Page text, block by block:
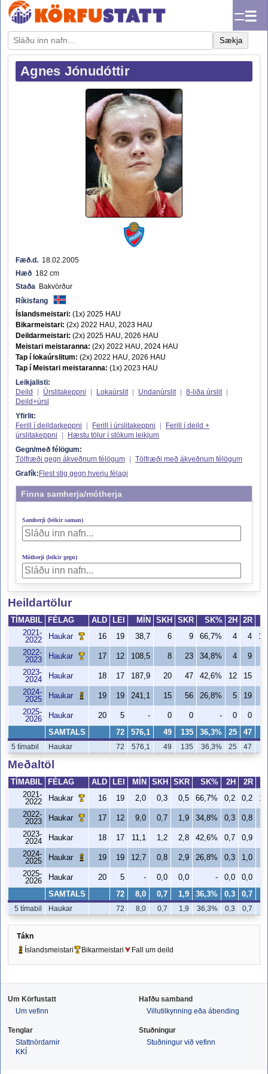
☰
Sækja
Agnes Jónudóttir
Fæð.d. 18.02.2005
Hæð 182 cm
Staða Bakvörður
Ríkisfang
Íslandsmeistari: (1x) 2025 HAU
Bikarmeistari: (2x) 2022 HAU, 2023 HAU
Deildarmeistari: (2x) 2025 HAU, 2026 HAU
Meistari meistaranna: (2x) 2022 HAU, 2024 HAU
Tap í lokaúrslitum: (2x) 2022 HAU, 2026 HAU
Tap í Meistari meistaranna: (1x) 2023 HAU
Leikjalisti:
Deild
Úrslitakeppni Lokaúrslit Undanúrslit 8-liða úrslit
Deild+úrsl
Yfirlit:
Ferill í deildarkeppni
Ferill í úrslitakeppni
Ferill í deild +
úrslitakeppni
Hæstu tölur í stökum leikjum
Gegn/með félögum:
Tölfræði gegn ákveðnum félögum
Tölfræði með ákveðnum félögum
Grafík: Flest stig gegn hverju félagi
Finna samherja/mótherja
Samherji (leikir saman)
Mótherji (leikir gegn)
Heildartölur
TÍMABIL FÉLAG ALD LEI MÍN SKH SKR SK% 2H
2R
2021-
2022
Haukar 16 19 38,7 6 9 66,7% 4 4
2022-
2023
Haukar 17 12 108,5 8 23 34,8% 4 9
2023-
2024
Haukar 18 17 187,9 20 47 42,6% 12 15
2024-
2025
Haukar 19 19 241,1 15 56 26,8% 5 19
2025-
2026
Haukar 20 5 - 0 0 - 0 0
SAMTALS 72 576,1 49 135 36,3% 25 47
5 tímabil Haukar 72 576,1 49 135 36,3% 25 47
Meðaltöl
TÍMABIL FÉLAG ALD LEI MÍN SKH SKR SK% 2H
2R
2021-
2022
Haukar 16 19 2,0 0,3 0,5 66,7% 0,2 0,2
2022-
2023
Haukar 17 12 9,0 0,7 1,9 34,8% 0,3 0,8
2023-
2024
Haukar 18 17 11,1 1,2 2,8 42,6% 0,7 0,9
2024-
2025
Haukar 19 19 12,7 0,8 2,9 26,8% 0,3 1,0
2025-
2026
Haukar 20 5 - 0,0 0,0 - 0,0 0,0
SAMTALS 72 8,0 0,7 1,9 36,3% 0,3 0,7
5 tímabil Haukar 72 8,0 0,7 1,9 36,3% 0,3 0,7
Tákn
Íslandsmeistari
Bikarmeistari Fall um deild
Um Körfustatt
Um vefinn
Hafðu samband
Villutilkynning eða ábending
Tenglar
Stattnördarnir
KKÍ
Stuðningur
Stuðningur við vefinn